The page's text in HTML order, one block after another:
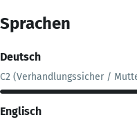
Sprachen
Deutsch
C2 (Verhandlungssicher /
Englisch